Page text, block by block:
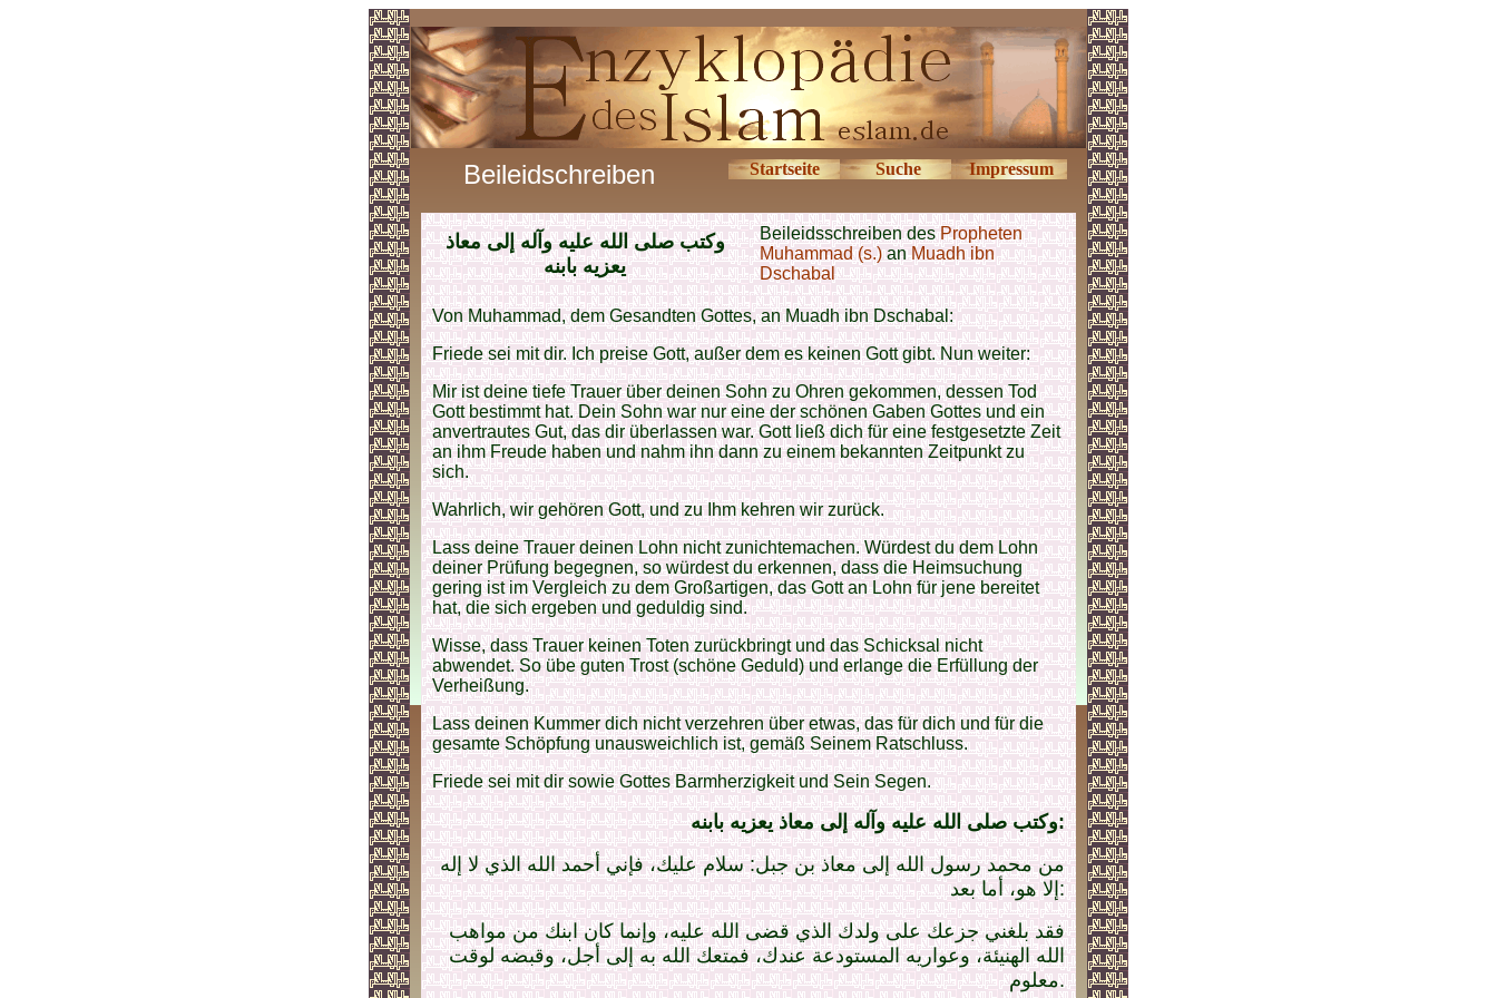
Beileidschreiben Startseite Suche Impressum
وكتب صلى الله عليه وآله إلى معاذ
يعزيه بابنه
Beileidsschreiben desPropheten
Muhammad (s.)anMuadh ibn
Dschabal
Von Muhammad, dem Gesandten Gottes, an Muadh ibn Dschabal:
Friede sei mit dir. Ich preise Gott, außer dem es keinen Gott gibt. Nun weiter:
Mir ist deine tiefe Trauer über deinen Sohn zu Ohren gekommen, dessen Tod
Gott bestimmt hat. Dein Sohn war nur eine der schönen Gaben Gottes und ein
anvertrautes Gut, das dir überlassen war. Gott ließ dich für eine festgesetzte Zeit
an ihm Freude haben und nahm ihn dann zu einem bekannten Zeitpunkt zu
sich.
Wahrlich, wir gehören Gott, und zu Ihm kehren wir zurück.
Lass deine Trauer deinen Lohn nicht zunichtemachen. Würdest du dem Lohn
deiner Prüfung begegnen, so würdest du erkennen, dass die Heimsuchung
gering ist im Vergleich zu dem Großartigen, das Gott an Lohn für jene bereitet
hat, die sich ergeben und geduldig sind.
Wisse, dass Trauer keinen Toten zurückbringt und das Schicksal nicht
abwendet. So übe guten Trost (schöne Geduld) und erlange die Erfüllung der
Verheißung.
Lass deinen Kummer dich nicht verzehren über etwas, das für dich und für die
gesamte Schöpfung unausweichlich ist, gemäß Seinem Ratschluss.
Friede sei mit dir sowie Gottes Barmherzigkeit und Sein Segen.
وكتب صلى الله عليه وآله إلى معاذ يعزيه بابنه:
من محمد رسول الله إلى معاذ بن جبل: سلام عليك، فإني أحمد الله الذي لا إله
إلا هو، أما بعد:
فقد بلغني جزعك على ولدك الذي قضى الله عليه، وإنما كان ابنك من مواهب
الله الهنيئة، وعواريه المستودعة عندك، فمتعك الله به إلى أجل، وقبضه لوقت
معلوم.